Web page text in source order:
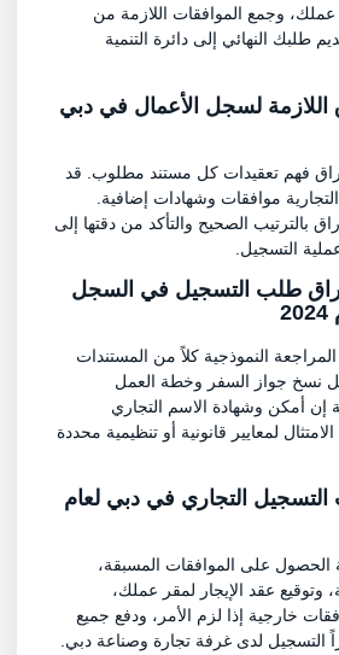
وجمع الموافقات اللازمة من
طلبك النهائي إلى دائرة التنمية
اللازمة لسجل الأعمال في دبي
فهم تعقيدات كل مستند مطلوب. قد
موافقات وشهادات إضافية.
بالترتيب الصحيح والتأكد من دقتها إلى
التسجيل.
طلب التسجيل في السجل
النموذجية كلاً من المستندات
نسخ جواز السفر وخطة العمل
أمكن وشهادة الاسم التجاري
لمعايير قانونية أو تنظيمية محددة
التجاري في دبي لعام
الحصول على الموافقات المسبقة،
وتوقيع عقد الإيجار لمقر عملك،
خارجية إذا لزم الأمر، ودفع جميع
التسجيل لدى غرفة تجارة وصناعة دبي.